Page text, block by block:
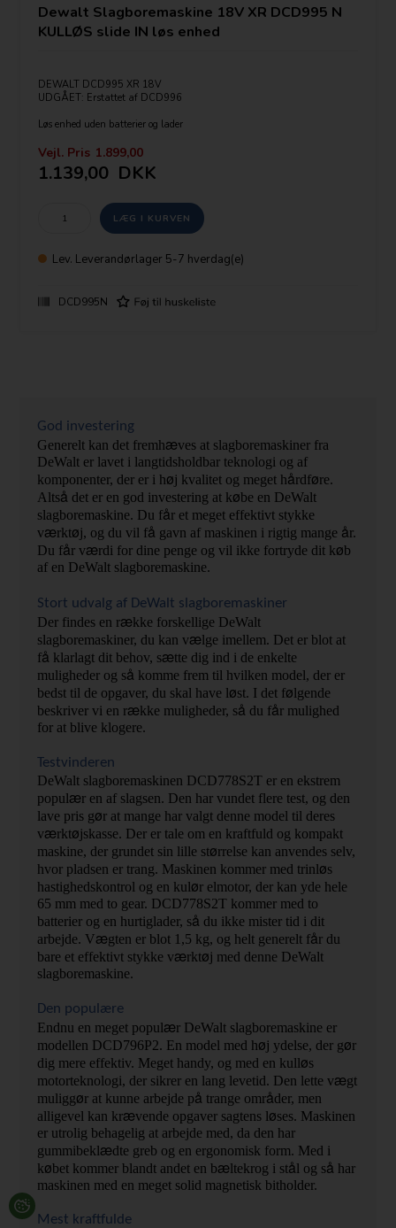
Dewalt Slagboremaskine 18V XR DCD995 N
KULLØS slide IN løs enhed
DEWALT DCD995 XR 18V
UDGÅET: Erstattet af DCD996
Løs enhed uden batterier og lader
Max moment: 80 Nm
Output: 650 Watt
Slag per min.: 0-7650/22100/34000 bpm
3 Gear, Led lyd
Vægt inkl. akku: 2,16 kg
Vejl. Pris 1.899,00
1.139,00 DKK
Lev. Leverandørlager 5-7 hverdag(e)
DCD995N
God investering
Generelt kan det fremhæves at slagboremaskiner fra
DeWalt er lavet i langtidsholdbar teknologi og af
komponenter, der er i høj kvalitet og meget hårdføre.
Altså det er en god investering at købe en DeWalt
slagboremaskine. Du får et meget effektivt stykke
værktøj, og du vil få gavn af maskinen i rigtig mange år.
Du får værdi for dine penge og vil ikke fortryde dit køb
af en DeWalt slagboremaskine.
Stort udvalg af DeWalt slagboremaskiner
Der findes en række forskellige DeWalt
slagboremaskiner, du kan vælge imellem. Det er blot at
få klarlagt dit behov, sætte dig ind i de enkelte
muligheder og så komme frem til hvilken model, der er
bedst til de opgaver, du skal have løst. I det følgende
beskriver vi en række muligheder, så du får mulighed
for at blive klogere.
Testvinderen
DeWalt slagboremaskinen DCD778S2T er en ekstrem
populær en af slagsen. Den har vundet flere test, og den
lave pris gør at mange har valgt denne model til deres
værktøjskasse. Der er tale om en kraftfuld og kompakt
maskine, der grundet sin lille størrelse kan anvendes selv,
hvor pladsen er trang. Maskinen kommer med trinløs
hastighedskontrol og en kulør elmotor, der kan yde hele
65 mm med to gear. DCD778S2T kommer med to
batterier og en hurtiglader, så du ikke mister tid i dit
arbejde. Vægten er blot 1,5 kg, og helt generelt får du
bare et effektivt stykke værktøj med denne DeWalt
slagboremaskine.
Den populære
Endnu en meget populær DeWalt slagboremaskine er
modellen DCD796P2. En model med høj ydelse, der gør
dig mere effektiv. Meget handy, og med en kulløs
motorteknologi, der sikrer en lang levetid. Den lette vægt
muliggør at kunne arbejde på trange områder, men
alligevel kan krævende opgaver sagtens løses. Maskinen
er utrolig behagelig at arbejde med, da den har
gummibeklædte greb og en ergonomisk form. Med i
købet kommer blandt andet en bæltekrog i stål og så har
maskinen med en meget solid magnetisk bitholder.
Mest kraftfulde